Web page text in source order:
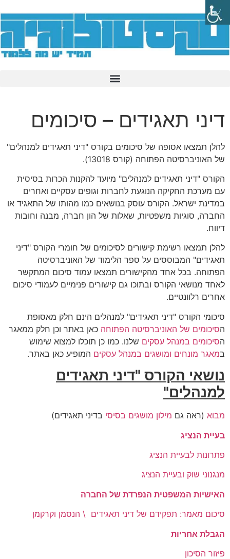
דיני תאגידים – סיכומים
להלן תמצאו אסופה של סיכומים בקורס "דיני תאגידים למנהלים"
של האוניברסיטה הפתוחה (קורס 13018).
הקורס "דיני תאגידים למנהלים" מיועד להקנות הכרות בסיסית
עם מערכת החקיקה הנוגעת לחברות וגופים עסקיים ואחרים
במדינת ישראל. הקורס עוסק בנושאים כמו מהותו של התאגיד או
החברה, סוגיות משפטיות, שאלות של הון חברה, מבנה וחובות
דיווח.
להלן תמצאו רשימת קישורים לסיכומים של חומרי הקורס "דיני
תאגידים" המבוססים על ספר הלימוד של האוניברסיטה
הפתוחה. בכל אחד מהקישורים תמצאו עמוד סיכום המתקשר
לאחד מנושאי הקורס ובתוכו גם קישורים פנימיים לעמודי סיכום
אחרים רלוונטיים.
סיכומי הקורס "דיני תאגידים" למנהלים הינם חלק מאסופת
הסיכומים של האוניברסיטה הפתוחה כאן באתר וכן חלק ממאגר
הסיכומים במנהל עסקים שלנו. כמו כן תוכלו למצוא שימוש
במאגר מונחים ומושגים במנהל עסקים המופיע כאן באתר.
נושאי הקורס "דיני תאגידים
למנהלים"
מבוא (ראה גם מילון מושגים בסיסי בדיני תאגידים)
בעיית הנציג
פתרונות לבעיית הנציג
מנגנוני שוק ובעיית הנציג
האישיות המשפטית הנפרדת של החברה
סיכום מאמר: תפקידם של דיני תאגידים \ הנסמן וקרקמן
הגבלת אחריות
פיזור הסיכון